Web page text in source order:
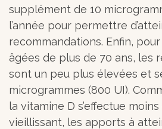
supplément de 10
l’année pour permettre
recommandations. Enfin,
âgées de plus de 70 ans, les
sont un peu plus élevées et
microgrammes (800 UI).
la vitamine D s’effectue
vieillissant, les apports à